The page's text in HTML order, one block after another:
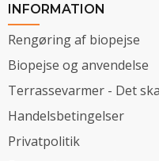
INFORMATION
Rengøring af biopejse
Biopejse og anvendelse
Terrassevarmer - Det
Handelsbetingelser
Privatpolitik